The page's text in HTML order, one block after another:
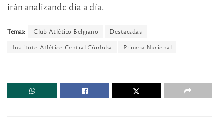
irán analizando día a día.
Temas: Club Atlético Belgrano
Destacadas
Instituto Atlético Central Córdoba
Primera Nacional